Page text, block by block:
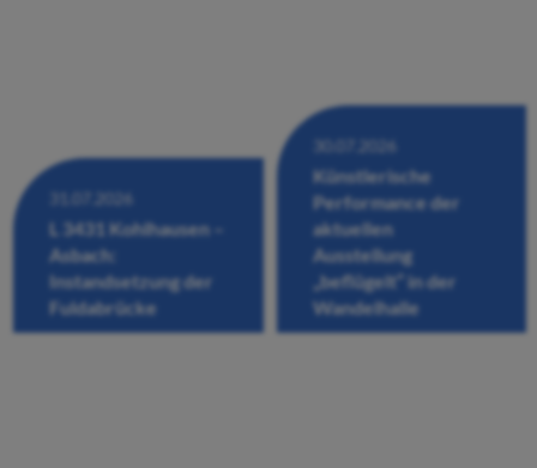
31.07.2026
L 3431 Kohlhausen –
Asbach:
Instandsetzung der
Fuldabrücke
30.07.2026
Künstlerische
Performance der
aktuellen
Ausstellung
„beflügelt“ in der
Wandelhalle